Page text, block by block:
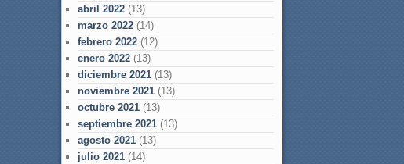
abril 2022 (13)
marzo 2022 (14)
febrero 2022 (12)
enero 2022 (13)
diciembre 2021 (13)
noviembre 2021 (13)
octubre 2021 (13)
septiembre 2021 (13)
agosto 2021 (13)
julio 2021 (14)